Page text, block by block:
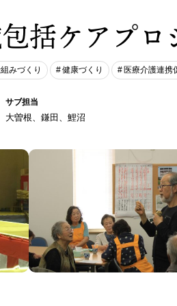
括ケアプロ
みづくり 健康づくり 医療介護連携
サブ担当
大曽根、鎌田、鯉沼